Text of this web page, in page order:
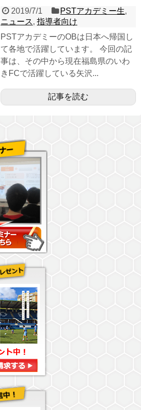
2019/7/1 PSTアカデミー生,
ニュース, 指導者向け
PSTアカデミーのOBは日本へ帰国し
て各地で活躍しています。 今回の記
事は、その中から現在福島県のいわ
きFCで活躍している矢沢...
記事を読む